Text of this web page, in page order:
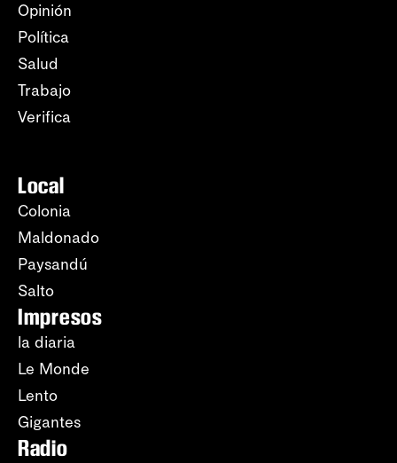
Opinión
Política
Salud
Trabajo
Verifica
Local
Colonia
Maldonado
Paysandú
Salto
Impresos
la diaria
Le Monde
Lento
Gigantes
Radio